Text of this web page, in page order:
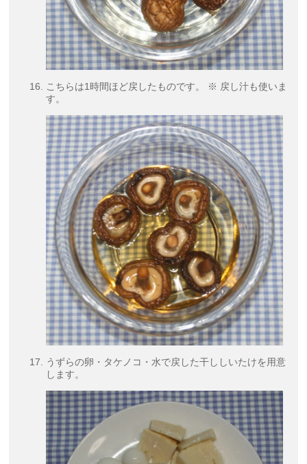
こちらは1時間ほど戻したものです。 ※ 戻し汁も使いま
す。
うずらの卵・タケノコ・水で戻した干ししいたけを用意
します。